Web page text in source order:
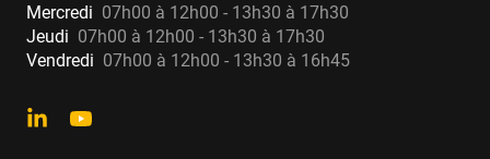
Mercredi 07h00 à 12h00 - 13h30 à 17h30
Jeudi 07h00 à 12h00 - 13h30 à 17h30
Vendredi 07h00 à 12h00 - 13h30 à 16h45